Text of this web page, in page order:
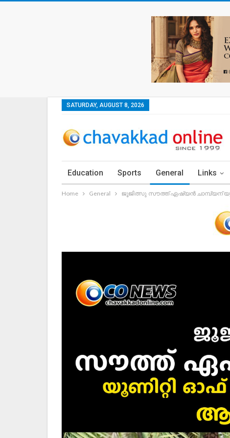
SATURDAY, AUGUST 8, 2026
Education Sports General Links
Home General ജൂജിത്സു സൗത്ത് ഏഷ്യൻ ചാമ്പ്യന്